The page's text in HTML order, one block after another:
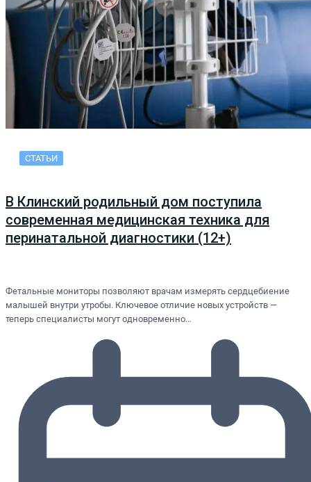
СТАТЬИ
В Клинский родильный дом поступила
современная медицинская техника для
перинатальной диагностики (12+)
Фетальные мониторы позволяют врачам измерять сердцебиение
малышей внутри утробы. Ключевое отличие новых устройств —
теперь специалисты могут одновременно…